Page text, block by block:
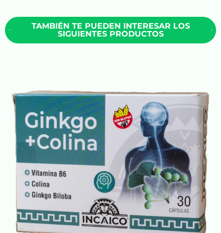
TAMBIÉN TE PUEDEN INTERESAR LOS
SIGUIENTES PRODUCTOS